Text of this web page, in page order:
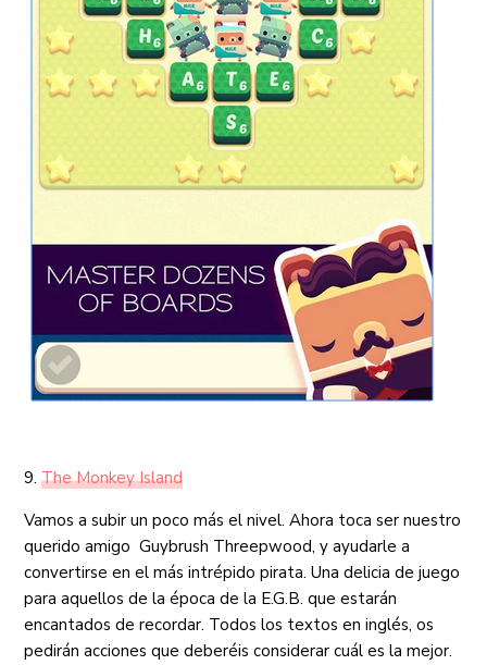
9.The Monkey Island
Vamos a subir un poco más el nivel. Ahora toca ser nuestro
querido amigo Guybrush Threepwood, y ayudarle a
convertirse en el más intrépido pirata. Una delicia de juego
para aquellos de la época de la E.G.B. que estarán
encantados de recordar. Todos los textos en inglés, os
pedirán acciones que deberéis considerar cuál es la mejor.